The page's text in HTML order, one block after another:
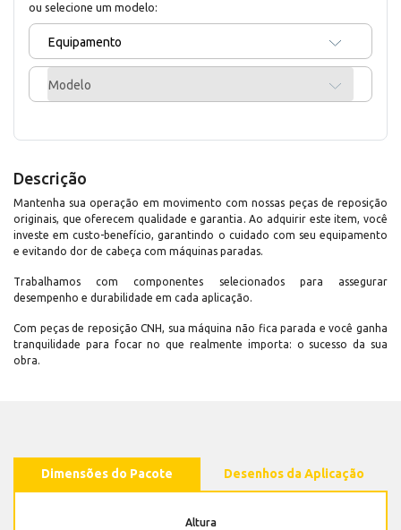
ou selecione um modelo:
Equipamento
Modelo
Descrição
Mantenha sua operação em movimento com nossas peças de reposição
originais, que oferecem qualidade e garantia. Ao adquirir este item, você
investe em custo-benefício, garantindo o cuidado com seu equipamento
e evitando dor de cabeça com máquinas paradas.
Trabalhamos com componentes selecionados para assegurar
desempenho e durabilidade em cada aplicação.
Com peças de reposição CNH, sua máquina não fica parada e você ganha
tranquilidade para focar no que realmente importa: o sucesso da sua
obra.
Dimensões do Pacote Desenhos da Aplicação
Altura